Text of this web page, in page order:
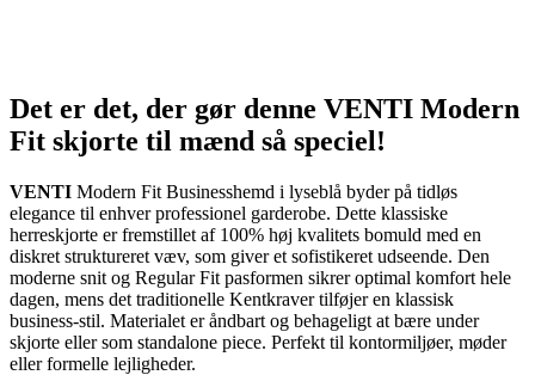
Det er det, der gør denne VENTI Modern
Fit skjorte til mænd så speciel!
VENTI Modern Fit Businesshemd i lyseblå byder på tidløs
elegance til enhver professionel garderobe. Dette klassiske
herreskjorte er fremstillet af 100% høj kvalitets bomuld med en
diskret struktureret væv, som giver et sofistikeret udseende. Den
moderne snit og Regular Fit pasformen sikrer optimal komfort hele
dagen, mens det traditionelle Kentkraver tilføjer en klassisk
business-stil. Materialet er åndbart og behageligt at bære under
skjorte eller som standalone piece. Perfekt til kontormiljøer, møder
eller formelle lejligheder.